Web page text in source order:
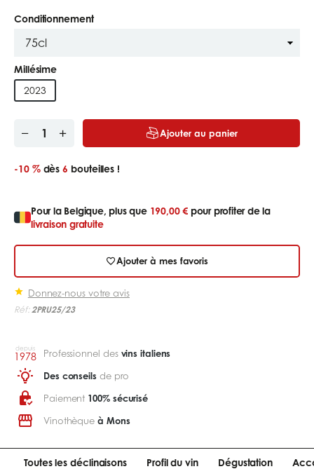
Conditionnement
Millésime
2023
Ajouter au panier
-10 % dès6 bouteilles !
Pour la Belgique, plus que 190,00 € pour profiter de la
livraison gratuite
Ajouter à mes favoris
Donnez-nous votre avis
Réf: 2PRU25/23
depuis
1978 Professionnel des vins italiens
Des conseils de pro
Paiement 100% sécurisé
Vinothèqueà Mons
Toutes les déclinaisons Profil du vin Dégustation